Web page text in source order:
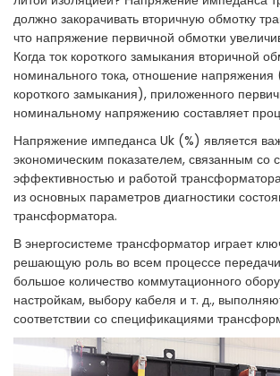
должно закорачивать вторичную обмотку
что напряжение первичной обмотки
Когда ток короткого замыкания вторичной
номинального тока, отношение
короткого замыкания), приложенного
номинальному напряжению составляет
Напряжение импеданса Uk (%) является
экономическим показателем, связанным со
эффективностью и работой
из основных параметров диагностики
трансформатора.
В энергосистеме трансформатор играет
решающую роль во всем процессе передачи
большое количество коммутационного
настройкам, выбору кабеля и т. д.,
соответствии со спецификациями